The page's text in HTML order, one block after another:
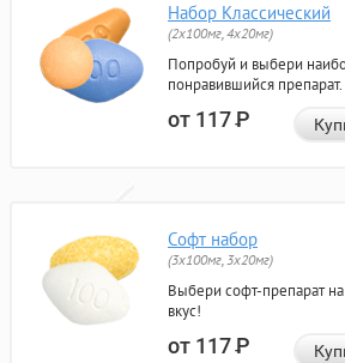
Набор Классический
(2x100мг, 4x20мг)
Попробуй и выбери
понравившийся препарат.
от 117Р
Софт набор
(3x100мг, 3x20мг)
Выбери софт-препарат
вкус!
от 117Р